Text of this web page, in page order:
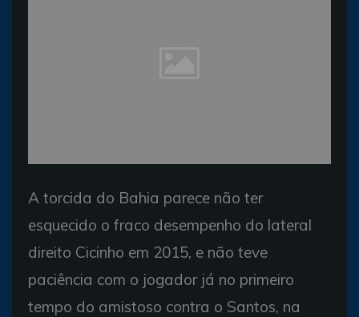
A torcida do Bahia parece não ter
esquecido o fraco desempenho do lateral
direito Cicinho em 2015, e não teve
paciência com o jogador já no primeiro
tempo do amistoso contra o Santos, na